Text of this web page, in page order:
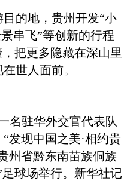
的地，贵州开发“小
串飞”等创新的行程
把更多隐藏在深山里
世人面前。
驻华外交官代表队
发现中国之美·相约贵
州省黔东南苗族侗族
球场举行。新华社记